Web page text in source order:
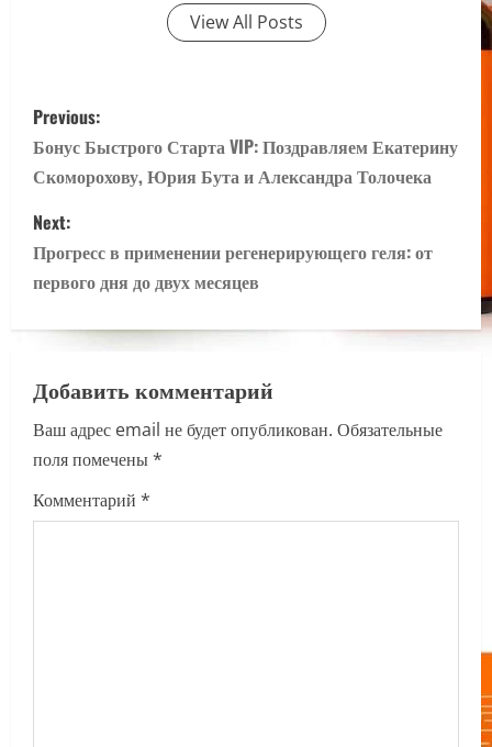
View All Posts
P
o
s
t
n
a
v
i
g
a
Previous:
Бонус Быстрого Старта VIP: Поздравляем Екатерину
Скоморохову, Юрия Бута и Александра Толочека
Next:
Прогресс в применении регенерирующего геля: от
первого дня до двух месяцев
Добавить комментарий
Ваш адрес email не будет опубликован. Обязательные
поля помечены*
Комментарий *